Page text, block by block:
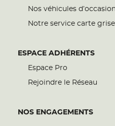
Nos véhicules
Notre service carte grise
ESPACE ADHÉRENTS
Espace Pro
Rejoindre le Réseau
NOS ENGAGEMENTS